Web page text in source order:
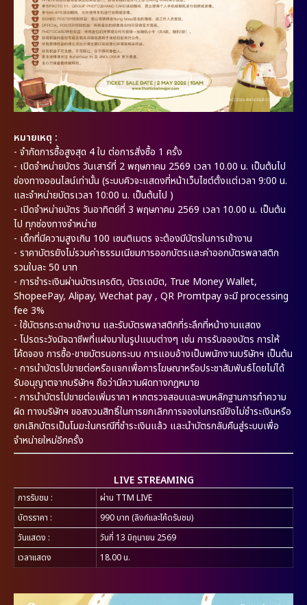
หมายเหตุ :
- จำกัดการซื้อสูงสุด 4 ใบ ต่อการสั่งซื้อ 1 ครั้ง
- เปิดจำหน่ายบัตร วันเสาร์ที่ 2 พฤษภาคม 2569 เวลา 10.00 น. เป็นต้นไป
ช่องทางออนไลน์เท่านั้น (ระบบคิวจะแสดงที่หน้าเว็บไซต์ตั้งแต่เวลา 9:00 น.
และจำหน่ายบัตรเวลา 10:00 น. เป็นต้นไป )
- เปิดจำหน่ายบัตร วันอาทิตย์ที่ 3 พฤษภาคม 2569 เวลา 10.00 น. เป็นต้น
ไป ทุกช่องทางจำหน่าย
- เด็กที่มีความสูงเกิน 100 เซนติเมตร จะต้องมีบัตรในการเข้างาน
- ราคาบัตรยังไม่รวมค่าธรรมเนียมการออกบัตรและค่าออกบัตรพลาสติก
รวมใบละ 50 บาท
- การชำระเงินผ่านบัตรเครดิต, บัตรเดบิต, True Money Wallet,
ShopeePay, Alipay, Wechat pay , QR Promtpay จะมี processing
fee 3%
- ใช้บัตรกระดาษเข้างาน และรับบัตรพลาสติกที่ระลึกที่หน้างานแสดง
- โปรดระวังมิจฉาชีพที่แฝงมาในรูปแบบต่างๆ เช่น การรับจองบัตร การให้
โค้ดจอง การซื้อ-ขายบัตรนอกระบบ การแอบอ้างเป็นพนักงานบริษัทฯ เป็นต้น
- การนำบัตรไปขายต่อหรือแจกเพื่อการโฆษณาหรือประชาสัมพันธ์โดยไม่ได้
รับอนุญาตจากบริษัทฯ ถือว่ามีความผิดทางกฎหมาย
- การนำบัตรไปขายต่อเพิ่มราคา หากตรวจสอบและพบหลักฐานการทำความ
ผิด ทางบริษัทฯ ขอสงวนสิทธิ์ในการยกเลิกการจองในกรณียังไม่ชำระเงินหรือ
ยกเลิกบัตรเป็นโมฆะในกรณีที่ชำระเงินแล้ว และนำบัตรกลับคืนสู่ระบบเพื่อ
จำหน่ายใหม่อีกครั้ง
LIVE STREAMING
การรับชม :
ผ่าน TTM LIVE
บัตรราคา :
990 บาท (ลิงก์และโค้ดรับชม)
วันแสดง :
วันที่ 13 มิถุนายน 2569
เวลาแสดง
18.00 น.